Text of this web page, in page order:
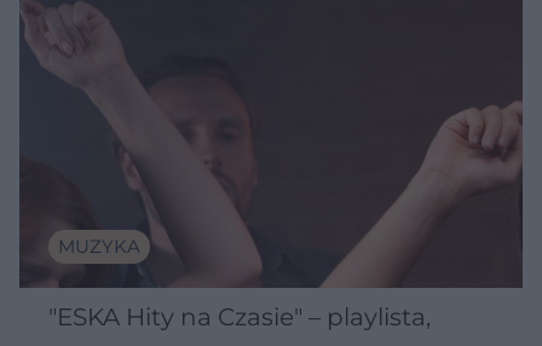
MUZYKA
"ESKA Hity na Czasie" – playlista,